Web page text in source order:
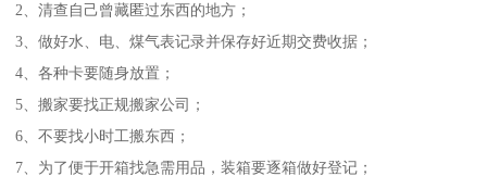
2、清查自己曾藏匿过东西的地方；
3、做好水、电、煤气表记录并保存好近期交费收据；
4、各种卡要随身放置；
5、搬家要找正规搬家公司；
6、不要找小时工搬东西；
7、为了便于开箱找急需用品，装箱要逐箱做好登记；